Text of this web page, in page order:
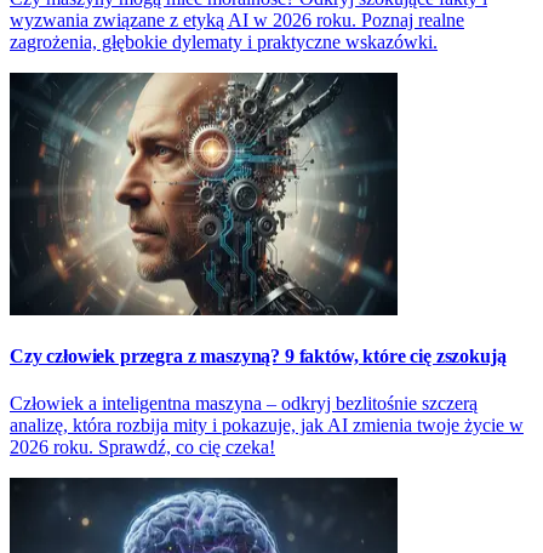
wyzwania związane z etyką AI w 2026 roku. Poznaj realne
zagrożenia, głębokie dylematy i praktyczne wskazówki.
Czy człowiek przegra z maszyną? 9 faktów, które cię zszokują
Człowiek a inteligentna maszyna – odkryj bezlitośnie szczerą
analizę, która rozbija mity i pokazuje, jak AI zmienia twoje życie w
2026 roku. Sprawdź, co cię czeka!